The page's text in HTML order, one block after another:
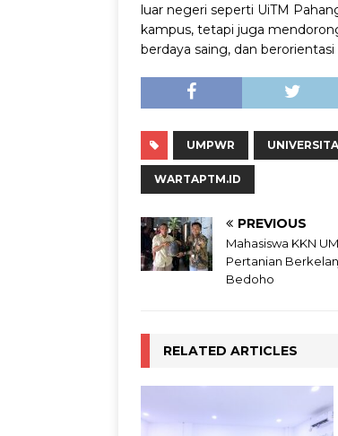
luar negeri seperti UiTM
kampus, tetapi juga
berdaya saing, dan
UMPWR
WARTAPTM.ID
PREVIOUS
Mahasiswa KKN
Pertanian
Bedoho
RELATED ARTICLES